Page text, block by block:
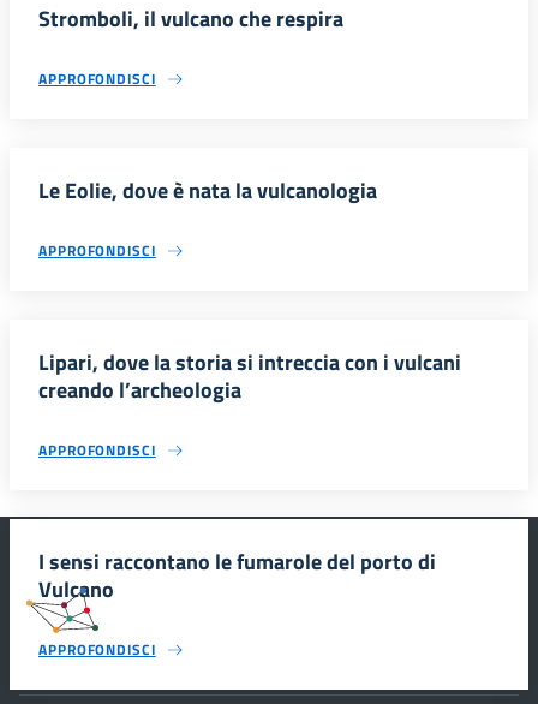
Stromboli, il vulcano che respira
APPROFONDISCI
Le Eolie, dove è nata la vulcanologia
APPROFONDISCI
Lipari, dove la storia si intreccia con i vulcani
creando l’archeologia
APPROFONDISCI
I sensi raccontano le fumarole del porto di
Vulcano
APPROFONDISCI
#SmartEducationUnescoSicilia